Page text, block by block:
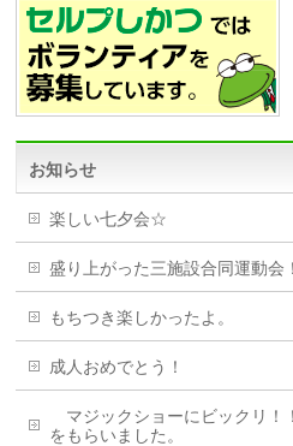
お知らせ
楽しい七夕会☆
盛り上がった三施設合同運動会！
もちつき楽しかったよ。
成人おめでとう！
マジックショーにビックリ！
をもらいました。